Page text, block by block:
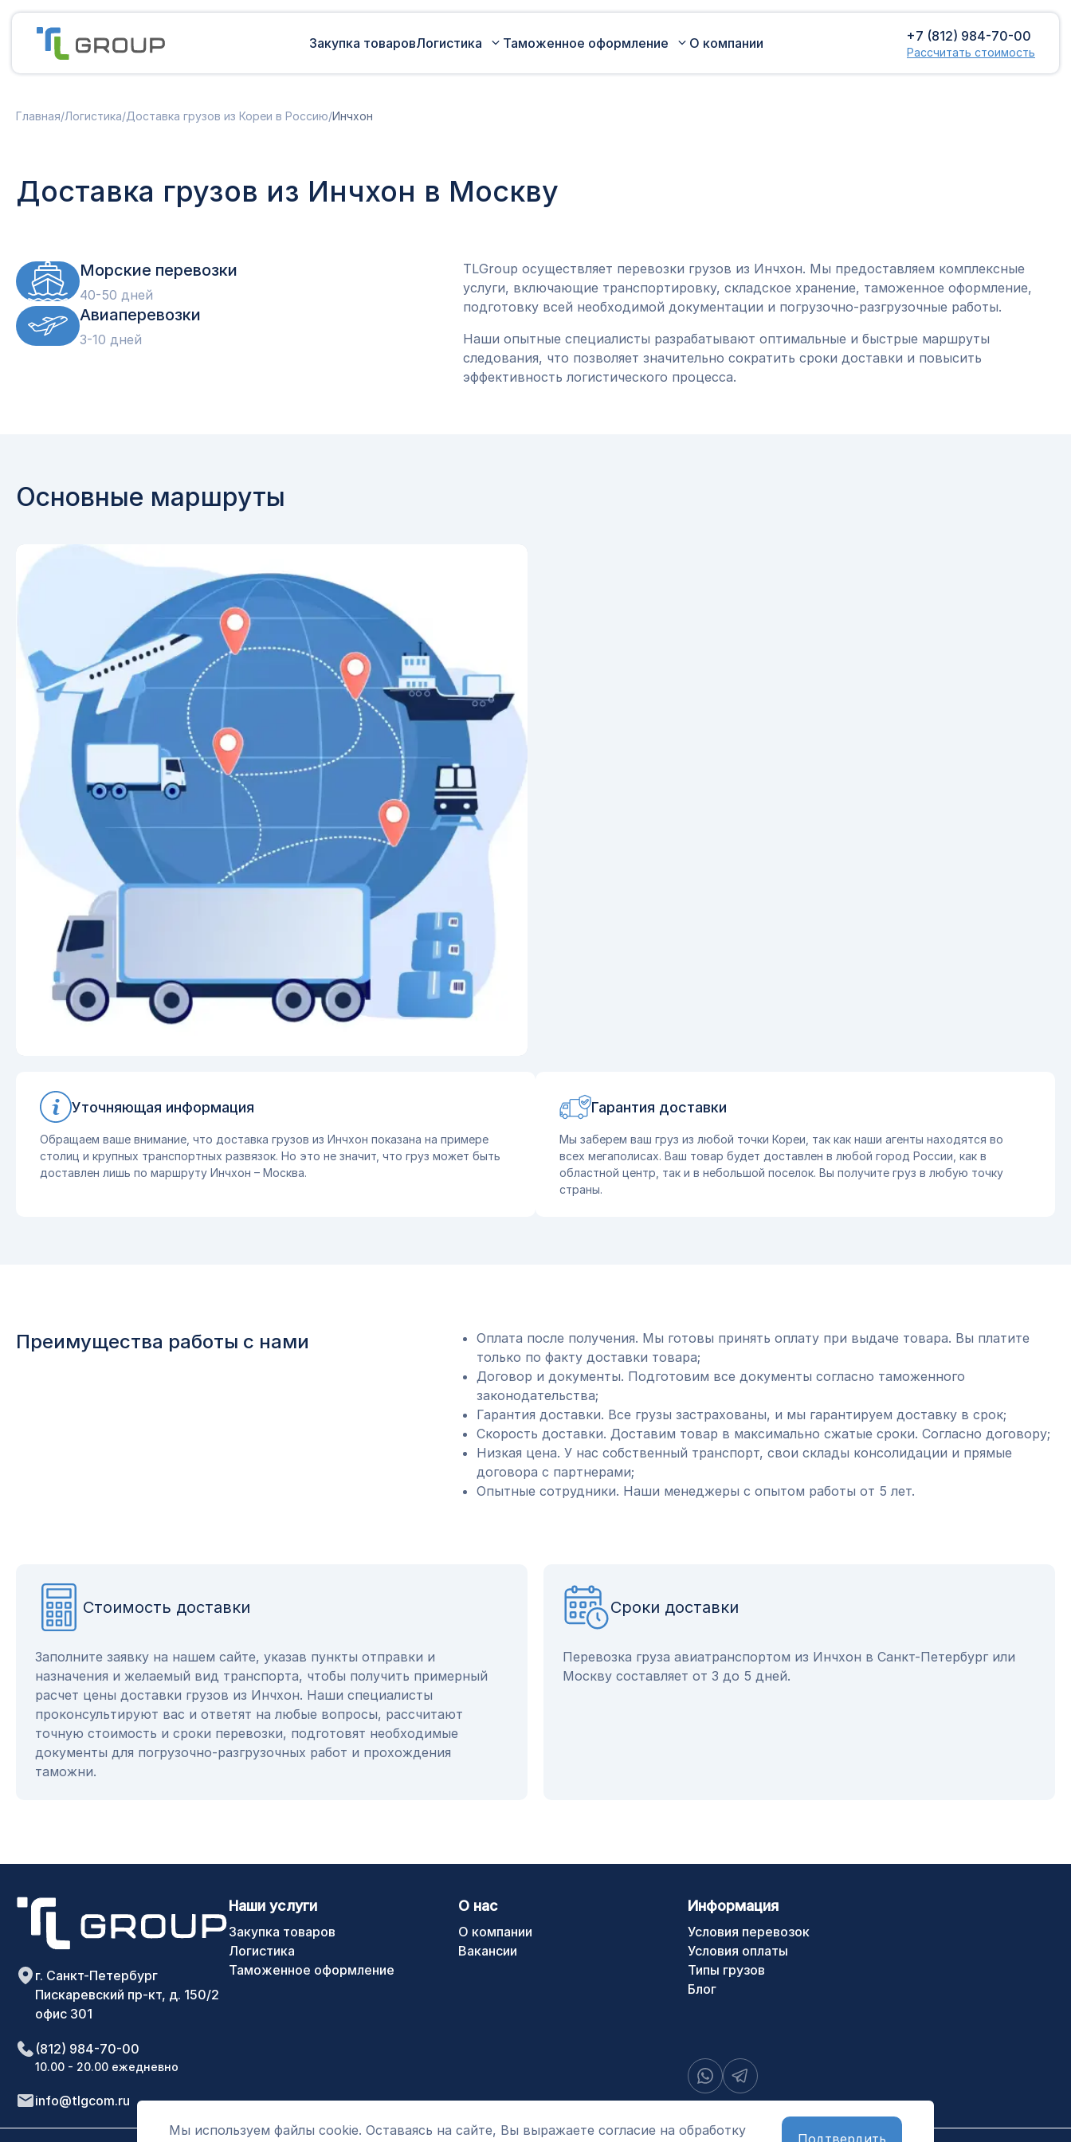
Закупка товаровЛогистика
Доставка грузов из Турции в
Россию
Железнодорожные перевозки грузов
Таможенное оформление
Международная доставка
товара
О компании +7 (812) 984-70-00
Рассчитать стоимость
Главная/Логистика/Доставка грузов из Кореи в Россию/Инчхон
Доставка грузов из Инчхон в Москву
Морские перевозки
40-50 дней
Авиаперевозки
3-10 дней
TLGroup осуществляет перевозки грузов из Инчхон. Мы предоставляем комплексные
услуги, включающие транспортировку, складское хранение, таможенное оформление,
подготовку всей необходимой документации и погрузочно-разгрузочные работы.
Наши опытные специалисты разрабатывают оптимальные и быстрые маршруты
следования, что позволяет значительно сократить сроки доставки и повысить
эффективность логистического процесса.
Основные маршруты
Уточняющая информация
Обращаем ваше внимание, что доставка грузов из Инчхон показана на примере
столиц и крупных транспортных развязок. Но это не значит, что груз может быть
доставлен лишь по маршруту Инчхон – Москва.
Гарантия доставки
Мы заберем ваш груз из любой точки Кореи, так как наши агенты находятся во
всех мегаполисах. Ваш товар будет доставлен в любой город России, как в
областной центр, так и в небольшой поселок. Вы получите груз в любую точку
страны.
Преимущества работы с нами
Оплата после получения. Мы готовы принять оплату при выдаче товара. Вы платите
только по факту доставки товара;
Договор и документы. Подготовим все документы согласно таможенного
законодательства;
Гарантия доставки. Все грузы застрахованы, и мы гарантируем доставку в срок;
Скорость доставки. Доставим товар в максимально сжатые сроки. Согласно договору;
Низкая цена. У нас собственный транспорт, свои склады консолидации и прямые
договора с партнерами;
Опытные сотрудники. Наши менеджеры с опытом работы от 5 лет.
Стоимость доставки
Заполните заявку на нашем сайте, указав пункты отправки и
назначения и желаемый вид транспорта, чтобы получить примерный
расчет цены доставки грузов из Инчхон. Наши специалисты
проконсультируют вас и ответят на любые вопросы, рассчитают
точную стоимость и сроки перевозки, подготовят необходимые
документы для погрузочно-разгрузочных работ и прохождения
таможни.
Сроки доставки
Перевозка груза авиатранспортом из Инчхон в Санкт-Петербург или
Москву составляет от 3 до 5 дней.
Мы используем файлы cookie. Оставаясь на сайте, Вы выражаете согласие на обработку
Подтвердить
г. Санкт-Петербург
Пискаревский пр-кт, д. 150/2
офис 301
(812) 984-70-00
10.00 - 20.00 ежедневно
info@tlgcom.ru
Закупка товаров
Наши услуги
Логистика
Таможенное оформление
О нас
О компании
Вакансии
Информация
Условия перевозок
Условия оплаты
Типы грузов
Блог